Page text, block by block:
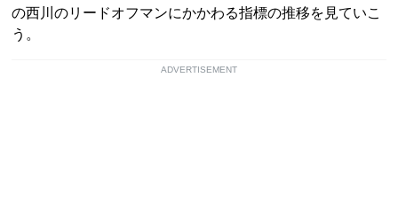
の西川のリードオフマンにかかわる指標の推移を見ていこ
う。
ADVERTISEMENT